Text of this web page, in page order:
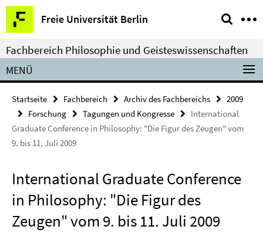
Springe
direkt
zu
Inhalt
Freie Universität Berlin
Service-
Navigation
Fachbereich Philosophie und Geisteswissenschaften
MENÜ
Startseite Fachbereich Archiv des Fachbereichs
2009
Forschung
Tagungen und Kongresse
International
Graduate Conference in Philosophy: "Die Figur des Zeugen" vom
9. bis 11. Juli 2009
International Graduate Conference
in Philosophy: "Die Figur des
Zeugen" vom 9. bis 11. Juli 2009